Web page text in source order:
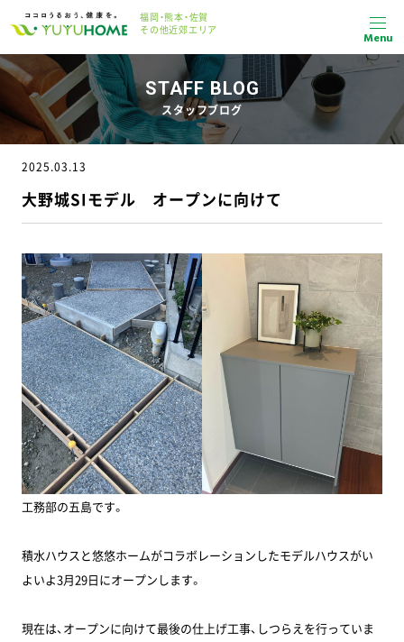
福岡・熊本・佐賀
その他近郊エリア
Menu
STAFF BLOG
スタッフブログ
2025.03.13
大野城SIモデル オープンに向けて
工務部の五島です。
積水ハウスと悠悠ホームがコラボレーションしたモデルハウスがい
よいよ3月29日にオープンします。
現在は、オープンに向けて最後の仕上げ工事、しつらえを行っていま